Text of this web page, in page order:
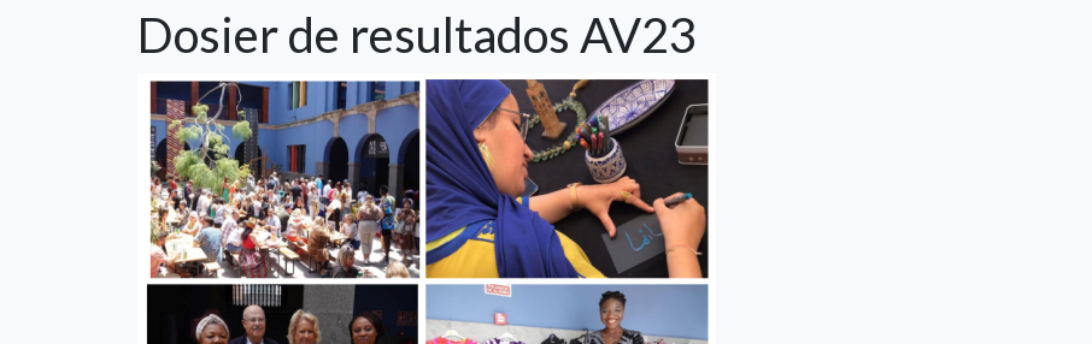
Dosier de resultados AV23